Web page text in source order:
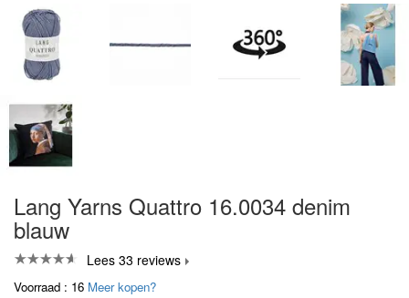
Lang Yarns Quattro 16.0034 denim
blauw
Lees 33 reviews
Voorraad : 16 Meer kopen?